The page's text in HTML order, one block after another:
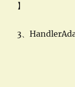
】
3、